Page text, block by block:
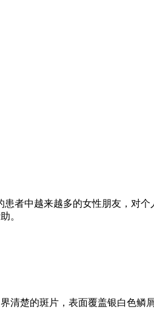
者中越来越多的女性朋友，对个
。
楚的斑片，表面覆盖银白色鳞